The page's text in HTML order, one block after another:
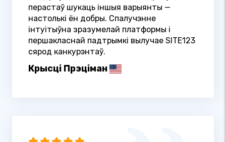
перастаў шукаць іншыя варыянты —
настолькі ён добры. Спалучэнне
інтуітыўна зразумелай платформы і
першакласнай падтрымкі вылучае SITE123
сярод канкурэнтаў.
Крысці Прэціман